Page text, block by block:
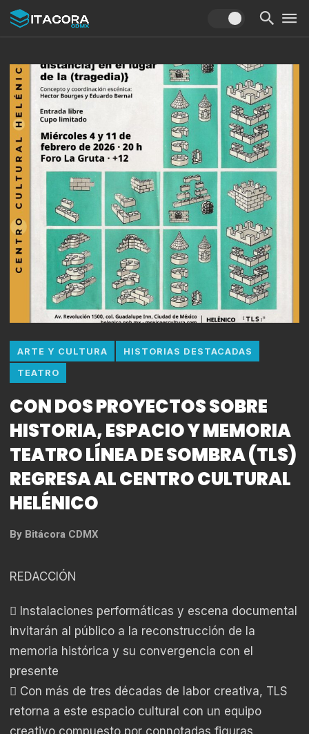
ARTE Y CULTURA HISTORIAS DESTACADAS
TEATRO
CON DOS PROYECTOS SOBRE
HISTORIA, ESPACIO Y MEMORIA
TEATRO LÍNEA DE SOMBRA (TLS)
REGRESA AL CENTRO CULTURAL
HELÉNICO
By Bitácora CDMX
REDACCIÓN
 Instalaciones performáticas y escena documental
invitarán al público a la reconstrucción de la
memoria histórica y su convergencia con el
presente
 Con más de tres décadas de labor creativa, TLS
retorna a este espacio cultural con un equipo